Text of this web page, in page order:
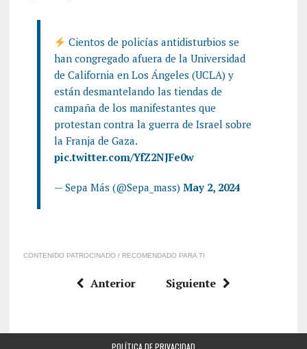
Cientos de policías antidisturbios se
han congregado afuera de la Universidad
de California en Los Ángeles (UCLA) y
están desmantelando las tiendas de
campaña de los manifestantes que
protestan contra la guerra de Israel sobre
la Franja de Gaza.
pic.twitter.com/YfZ2NJFe0w
— Sepa Más (@Sepa_mass) May 2, 2024
CONTENIDO PATROCINADO / RECOMENDADO PARA TI
Anterior Siguiente
POLÍTICA DE PRIVACIDAD